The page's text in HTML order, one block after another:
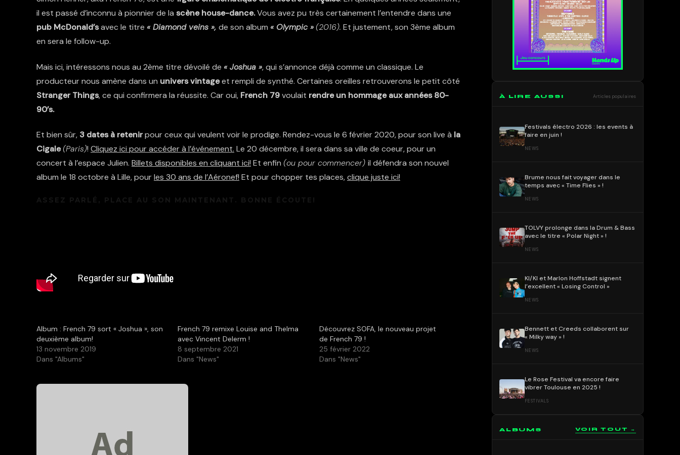
il est passé d’inconnu à pionnier de la scène house-dance.Vous avez pu très certainement l’entendre dans une
pub McDonald’savec le titre « Diamond veins », de son album « Olympic »(2016). Et justement, son 3ème album
en sera le follow-up.
Mais ici, intéressons nous au 2ème titre dévoilé de « Joshua », qui s’annonce déjà comme un classique. Le
producteur nous amène dans un univers vintageet rempli de synthé. Certaines oreilles retrouverons le petit côté
Stranger Things, ce qui confirmera la réussite. Car oui, French 79voulait rendre un hommage aux années 80-
90’s.
Et bien sûr, 3 dates à retenirpour ceux qui veulent voir le prodige. Rendez-vous le 6 février 2020, pour son live à la
Cigale(Paris)! Cliquez ici pour accéder à l’événement. Le 20 décembre, il sera dans sa ville de coeur, pour un
concert à l’espace Julien. Billets disponibles en cliquant ici! Et enfin (ou pour commencer) il défendra son nouvel
album le 18 octobre à Lille, pourles 30 ans de l’Aéronef! Et pour chopper tes places,clique juste ici!
Album : French 79 sort « Joshua », son
deuxième album!
13 novembre 2019
Dans "Albums"
French 79 remixe Louise and Thelma
avec Vincent Delerm !
8 septembre 2021
Dans "News"
Découvrez SOFA, le nouveau projet
de French 79 !
25 février 2022
Dans "News"
À LIRE AUSSI Articles populaires
Festivals électro 2026 : les events à
faire en juin !
NEWS
Brume nous fait voyager dans le
temps avec « Time Flies » !
NEWS
TOLVY prolonge dans la Drum & Bass
avec le titre « Polar Night » !
NEWS
KI/KI et Marlon Hoffstadt signent
l’excellent « Losing Control »
NEWS
Bennett et Creeds collaborent sur
« Milky way » !
NEWS
Le Rose Festival va encore faire
vibrer Toulouse en 2025 !
FESTIVALS
ALBUMS VOIR TOUT →